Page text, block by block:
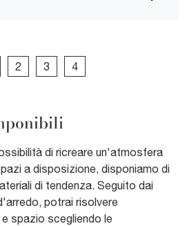
2 3 4
di ricreare un'atmosfera
a disposizione, disponiamo di
di tendenza. Seguito dai
potrai risolvere
spazio scegliendo le